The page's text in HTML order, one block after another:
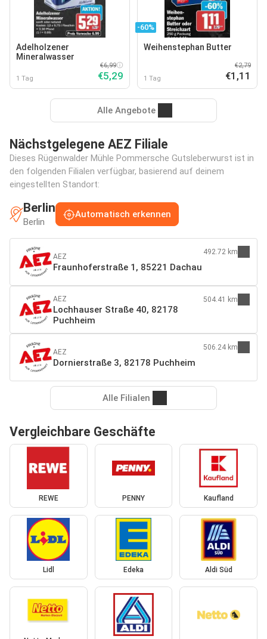
Adelholzener
Mineralwasser
1 Tag
€6,99
€5,29
-60%
Weihenstephan Butter
1 Tag
€2,79
€1,11
Alle Angebote
Nächstgelegene AEZ Filiale
Dieses Rügenwalder Mühle Pommersche Gutsleberwurst ist in
den folgenden Filialen verfügbar, basierend auf deinem
eingestellten Standort:
Berlin
Berlin
Automatisch erkennen
AEZ
Fraunhoferstraße 1, 85221 Dachau
492.72 km
AEZ
Lochhauser Straße 40, 82178
Puchheim
504.41 km
AEZ
Dornierstraße 3, 82178 Puchheim
506.24 km
Alle Filialen
Vergleichbare Geschäfte
REWE PENNY Kaufland
Lidl Edeka Aldi Süd